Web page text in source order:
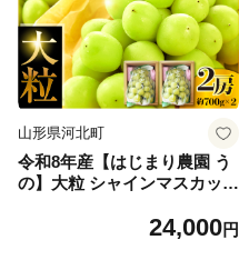
山形県河北町
令和8年産【はじまり農園 う
の】大粒 シャインマスカット
河北町産 【河北町観光物産協
24,000円